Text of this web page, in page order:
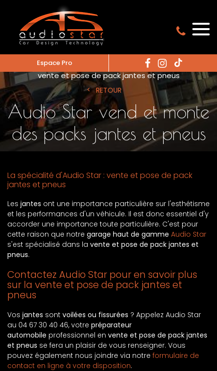
Espace Pro
Accueil
vente et pose de jantes alu
vente et pose de pack jantes et pneus
RETOUR
Audio Star vend et monte
des packs jantes et pneus
La spécialité d'Audio Star : vente et pose de pack
jantes et pneus
Les jantes ont une importance particulière sur l'esthétisme
et les performances d'un véhicule. Il est donc essentiel d'y
accorder une importance toute particulière. C'est pour
cette raison que notre garage haut de gamme Audio Star
s'est spécialisé dans la vente et pose de pack jantes et
pneus.
Contactez Audio Star pour en savoir plus
sur la vente et pose de pack jantes et
pneus
Vos jantes sont voilées ou fissurées ? Appelez Audio Star
au 04 67 30 40 46, votre préparateur
automobile professionnel en vente et pose de pack jantes
et pneus se fera un plaisir de vous renseigner. Vous
pouvez également nous joindre via notre formulaire de
contact en ligne à votre disposition.